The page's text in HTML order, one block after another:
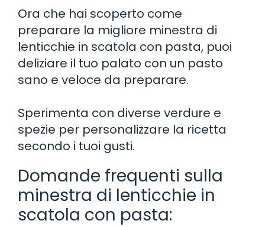
Ora che hai scoperto come
preparare la migliore minestra di
lenticchie in scatola con pasta, puoi
deliziare il tuo palato con un pasto
sano e veloce da preparare.
Sperimenta con diverse verdure e
spezie per personalizzare la ricetta
secondo i tuoi gusti.
Domande frequenti sulla
minestra di lenticchie in
scatola con pasta: